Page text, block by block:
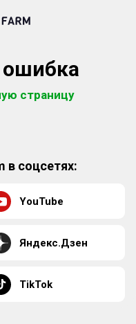
страницу
в соцсетях:
YouTube
Яндекс.Дзен
TikTok